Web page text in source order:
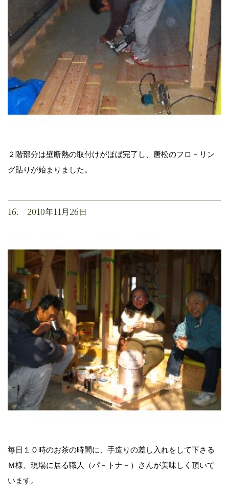
２階部分は壁断熱の取付けがほぼ完了し、唐松のフロ－リン
グ貼りが始まりました。
16. 2010年11月26日
毎日１０時のお茶の時間に、手造りの差し入れをして下さる
Ｍ様、現場に居る職人（パ－トナ－）さんが美味しく頂いて
います。